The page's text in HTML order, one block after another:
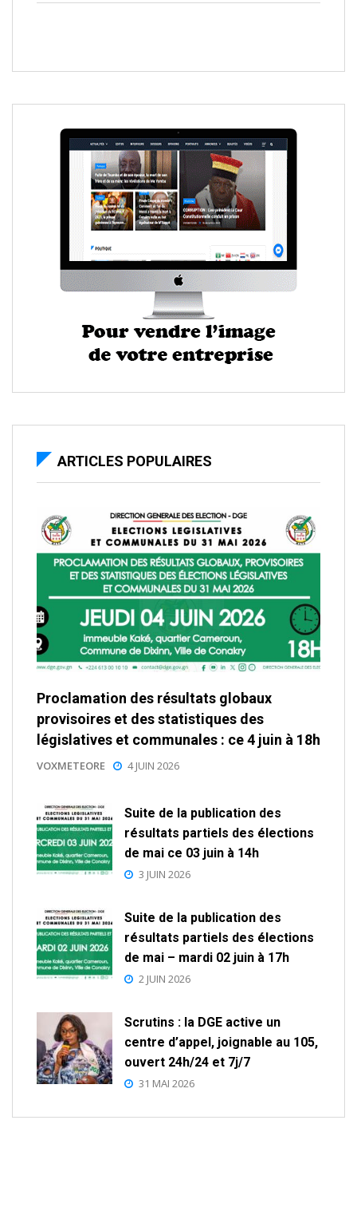
ARTICLES POPULAIRES
Proclamation des résultats globaux
provisoires et des statistiques des
législatives et communales : ce 4 juin à 18h
VOXMETEORE 4 JUIN 2026
Suite de la publication des
résultats partiels des élections
de mai ce 03 juin à 14h
3 JUIN 2026
Suite de la publication des
résultats partiels des élections
de mai – mardi 02 juin à 17h
2 JUIN 2026
Scrutins : la DGE active un
centre d’appel, joignable au 105,
ouvert 24h/24 et 7j/7
31 MAI 2026